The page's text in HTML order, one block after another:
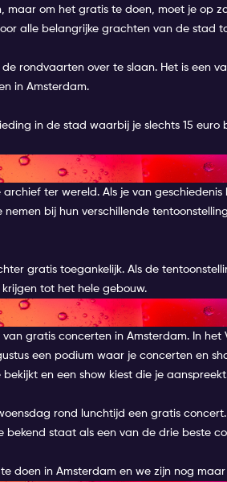
maar om het gratis te doen, moet je op
alle belangrijke grachten van de stad
de rondvaarten over te slaan. Het is een
in Amsterdam.
in de stad waarbij je slechts 15
VAN
ter wereld. Als je van
bij hun verschillende
gratis toegankelijk. Als de
tot het hele gebouw.
CONCERT
gratis concerten in Amsterdam. In
een podium waar je concerten en
en een show kiest die je
rond lunchtijd een gratis
staat als een van de drie beste
doen in Amsterdam en we zijn nog